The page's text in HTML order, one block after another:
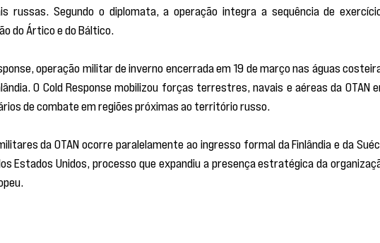
russas. Segundo o diplomata, a operação integra a sequência de
do Ártico e do Báltico.
operação militar de inverno encerrada em 19 de março nas águas
O Cold Response mobilizou forças terrestres, navais e aéreas da OTAN
de combate em regiões próximas ao território russo.
da OTAN ocorre paralelamente ao ingresso formal da Finlândia e da
Estados Unidos, processo que expandiu a presença estratégica da